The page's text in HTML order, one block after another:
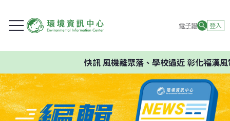
電子報 登入
快訊風機離聚落、學校過近 彰化福漢風